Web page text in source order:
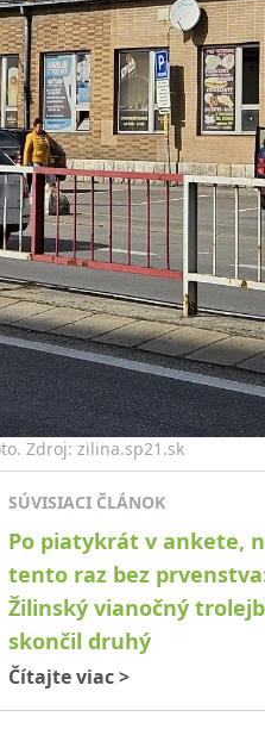
Zdroj: zilina.sp21.sk
SÚVISIACI ČLÁNOK
Po piatykrát v ankete,
tento raz bez
Žilinský vianočný
skončil druhý
Čítajte viac>